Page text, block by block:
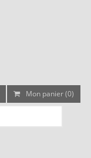
Mon panier (0)